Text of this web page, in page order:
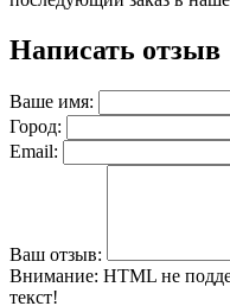
Написать отзыв
Ваше имя:
Город:
Email:
Ваш отзыв:
Внимание: HTML не
текст!